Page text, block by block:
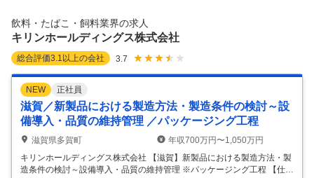
ており、各チームごとに分担して対応して頂きます。 ※それぞれ1エリ
ア2～3名体制、約10人で1班にて組成されています。 ※1ライン4班
飲料・たばこ・飼料業界の求人
キリンホールディングス株式会社
総合評価3.1 以上の会社 3.7
NEW 正社員
滋賀／新製品における製造方法・製造条件の検討～設
備導入・品質の維持管理 ／パッケージング工程
滋賀県多賀町
年収700万円〜1,050万円
キリンホールディングス株式会社 【滋賀】新製品における製造方法・製
造条件の検討～設備導入・品質の維持管理 ※パッケージング工程 【仕事